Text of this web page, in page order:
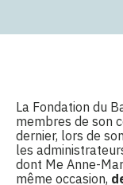
La Fondation du
membres de son
dernier, lors de
les
dont Me Anne-
même occasion,